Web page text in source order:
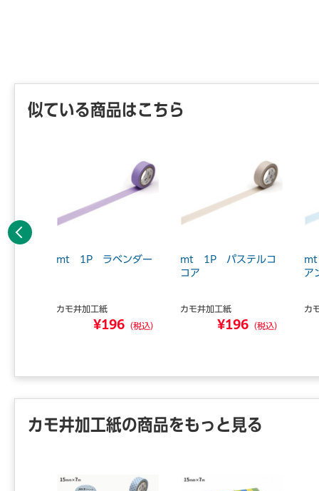
似ている商品はこちら
mt 1P ラベンダー
カモ井加工紙
¥196 （税込）
mt 1P パステルコ
コア
カモ井加工紙
¥196 （税込）
ア
カ
前へ
カモ井加工紙の商品をもっと見る